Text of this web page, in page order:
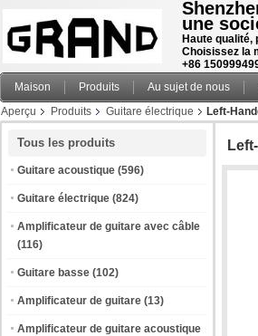
une
Haute
Choisissez la
+86
Maison Produits Au sujet de nous
Aperçu
Produits Guitare électrique Left-
Tous les produits
Guitare acoustique (596)
Guitare électrique (824)
Amplificateur de guitare avec câble
(116)
Guitare basse (102)
Amplificateur de guitare (13)
Amplificateur de guitare acoustique